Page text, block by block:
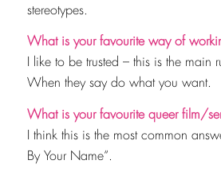
stereotypes.
What is your favourite way of
I like to be trusted – this is the main
When they say do what you want.
What is your favourite queer film/
I think this is the most common
By Your Name“.